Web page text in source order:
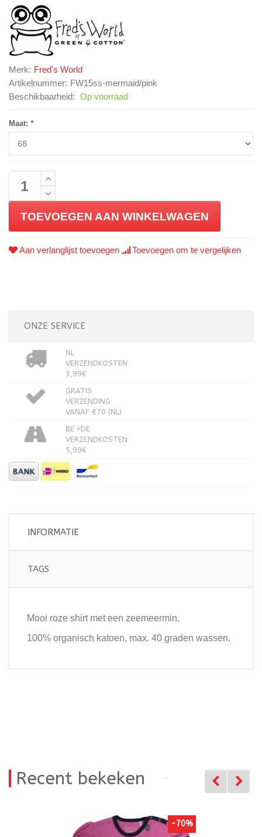
Merk: Fred's World
Artikelnummer: FW15ss-mermaid/pink
Beschikbaarheid: Op voorraad
Maat: *
TOEVOEGEN AAN WINKELWAGEN
Aan verlanglijst toevoegen Toevoegen om te vergelijken
ONZE SERVICE
NL
VERZENDKOSTEN
3,99€
GRATIS
VERZENDING
VANAF €70 (NL)
BE +DE
VERZENDKOSTEN
5,99€
INFORMATIE
TAGS
Mooi roze shirt met een zeemeermin.
100% organisch katoen, max. 40 graden wassen.
Recent bekeken
-70%